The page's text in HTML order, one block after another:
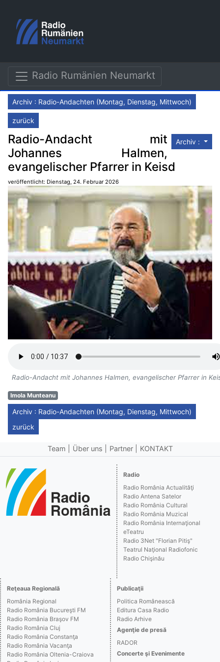
Radio Rumänien Neumarkt
Archiv : Radio-Andachten (Montag, Dienstag, Mittwoch)
zurück
Archiv :
Radio-Andacht mit
Johannes Halmen,
evangelischer Pfarrer in Keisd
veröffentlicht: Dienstag, 24. Februar 2026
Radio-Andacht mit Johannes Halmen, evangelischer Pfarrer in
Imola Munteanu
Archiv : Radio-Andachten (Montag, Dienstag, Mittwoch)
zurück
Team Über uns Partner KONTAKT
Radio
Radio România Actualităţi
Radio Antena Satelor
Radio România Cultural
Radio România Muzical
Radio România Internaţional
eTeatru
Radio 3Net "Florian Pitiş"
Teatrul Naţional Radiofonic
Radio Chişinău
Reţeaua Regională
România Regional
Radio România Bucureşti FM
Radio România Braşov FM
Radio România Cluj
Radio România Constanţa
Radio România Vacanţa
Radio România Oltenia-Craiova
Publicaţii
Politica Românească
Editura Casa Radio
Radio Arhive
Agenţie de presă
RADOR
Concerte şi Evenimente